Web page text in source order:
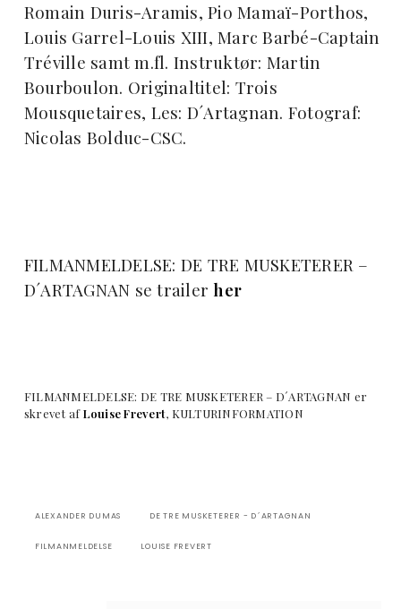
Romain Duris-Aramis, Pio Mamaï-Porthos,
Louis Garrel-Louis XIII, Marc Barbé-Captain
Tréville samt m.fl. Instruktør: Martin
Bourboulon. Originaltitel: Trois
Mousquetaires, Les: D´Artagnan. Fotograf:
Nicolas Bolduc-CSC.
FILMANMELDELSE: DE TRE MUSKETERER –
D´ARTAGNAN se trailerher
FILMANMELDELSE: DE TRE MUSKETERER – D´ARTAGNAN er
skrevet afLouise Frevert, KULTURINFORMATION
ALEXANDER DUMAS DE TRE MUSKETERER - D´ARTAGNAN
FILMANMELDELSE LOUISE FREVERT